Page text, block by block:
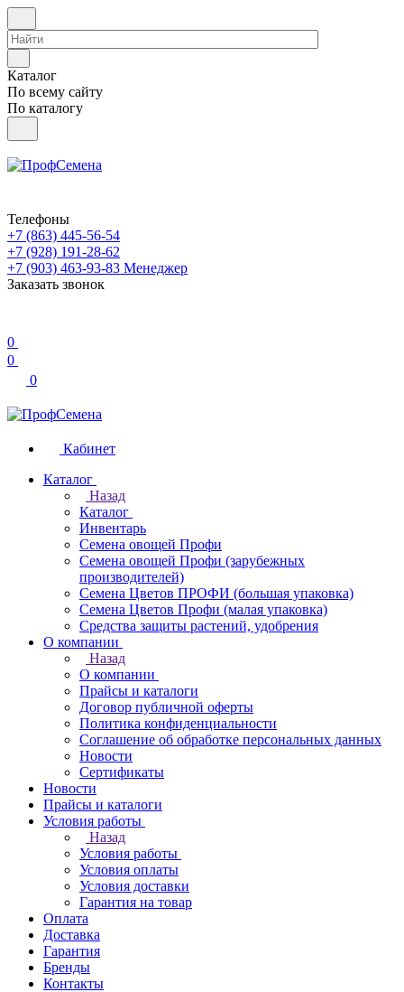
Каталог
По всему сайту
По каталогу
Телефоны
+7 (863) 445-56-54
+7 (928) 191-28-62
+7 (903) 463-93-83 Менеджер
Заказать звонок
0
0
0
Кабинет
Каталог
Назад
Каталог
Инвентарь
Семена овощей Профи
Семена овощей Профи (зарубежных
производителей)
Семена Цветов ПРОФИ (большая упаковка)
Семена Цветов Профи (малая упаковка)
Средства защиты растений, удобрения
О компании
Назад
О компании
Прайсы и каталоги
Договор публичной оферты
Политика конфиденциальности
Соглашение об обработке персональных данных
Новости
Сертификаты
Новости
Прайсы и каталоги
Условия работы
Назад
Условия работы
Условия оплаты
Условия доставки
Гарантия на товар
Оплата
Доставка
Гарантия
Бренды
Контакты